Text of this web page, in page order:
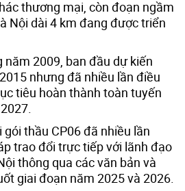
thương mại, còn đoạn ngầm
Nội dài 4 km đang được triển
năm 2009, ban đầu dự kiến
nhưng đã nhiều lần điều
tiêu hoàn thành toàn tuyến
thầu CP06 đã nhiều lần
trao đổi trực tiếp với lãnh đạo
thông qua các văn bản và
giai đoạn năm 2025 và 2026.